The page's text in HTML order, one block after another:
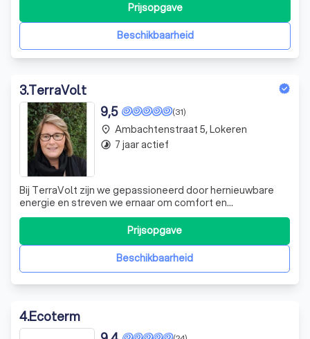
Beschikbaarheid
Prijsopgave
3.TerraVolt
(31)
9,5
Bij TerraVolt zijn we gepassioneerd door hernieuwbare
energie en streven we ernaar om comfort en
duurzaamheid te combineren in elke woning en kantoor.
Beschikbaarheid
Prijsopgave
place Ambachtenstraat 5, Lokeren
timelapse 7 jaar actief
4.Ecoterm